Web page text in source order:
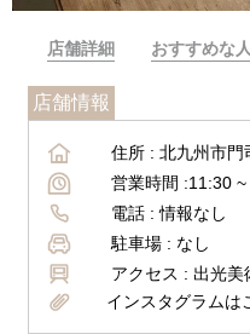
店舗詳細 おすすめな人
店舗情報
住所 : 北九州市門
営業時間 :11:30
電話 :情報なし
駐車場 : なし
アクセス : 出光美
インスタグラムは